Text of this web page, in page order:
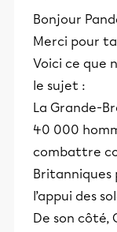
Bonjour
Merci pour
Voici ce que
le sujet :
La Grande-
40 000
combattre
l’appui des
De son côté,